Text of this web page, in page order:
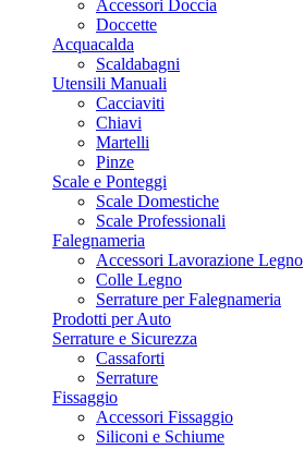
Accessori Doccia
Doccette
Acquacalda
Scaldabagni
Utensili Manuali
Cacciaviti
Chiavi
Martelli
Pinze
Scale e Ponteggi
Scale Domestiche
Scale Professionali
Falegnameria
Accessori Lavorazione Legno
Colle Legno
Serrature per Falegnameria
Prodotti per Auto
Serrature e Sicurezza
Cassaforti
Serrature
Fissaggio
Accessori Fissaggio
Siliconi e Schiume